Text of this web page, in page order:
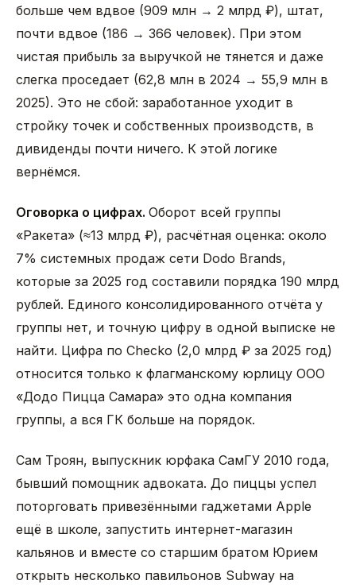
больше чем вдвое (909 млн → 2 млрд ₽), штат,
почти вдвое (186 → 366 человек). При этом
чистая прибыль за выручкой не тянется и даже
слегка проседает (62,8 млн в 2024 → 55,9 млн в
2025). Это не сбой: заработанное уходит в
стройку точек и собственных производств, в
дивиденды почти ничего. К этой логике
вернёмся.
Оговорка о цифрах. Оборот всей группы
«Ракета» (≈13 млрд ₽), расчётная оценка: около
7% системных продаж сети Dodo Brands,
которые за 2025 год составили порядка 190 млрд
рублей. Единого консолидированного отчёта у
группы нет, и точную цифру в одной выписке не
найти. Цифра по Checko (2,0 млрд ₽ за 2025 год)
относится только к флагманскому юрлицу ООО
«Додо Пицца Самара» это одна компания
группы, а вся ГК больше на порядок.
Сам Троян, выпускник юрфака СамГУ 2010 года,
бывший помощник адвоката. До пиццы успел
поторговать привезёнными гаджетами Apple
ещё в школе, запустить интернет-магазин
кальянов и вместе со старшим братом Юрием
открыть несколько павильонов Subway на